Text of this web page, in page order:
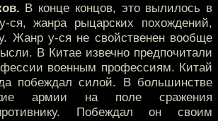
В конце концов, это вылилось в
ся, жанра рыцарских похождений,
Жанр у-ся не свойственен вообще
В Китае извечно предпочитали
военным профессиям. Китай
побеждал силой. В большинстве
армии на поле сражения
Побеждал он своим